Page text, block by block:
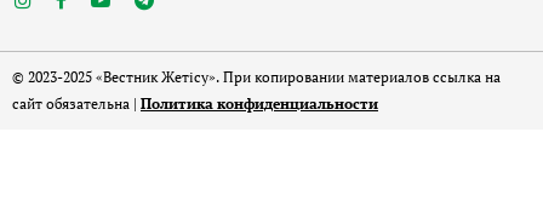
© 2023-2025 «Вестник Жетісу». При копировании материалов ссылка на
сайт обязательна | Политика конфиденциальности